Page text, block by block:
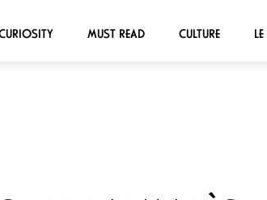
MUST READ CULTURE